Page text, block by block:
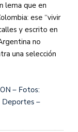
lema que en
ese “vivir
y escrito en
no
una selección
– Fotos:
Deportes –